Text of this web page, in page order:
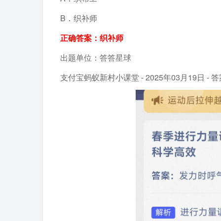
B．织补师
正确答案：织补师
出题单位：答答星球
支付宝蚂蚁新村小课堂 - 2025年03月19日 -